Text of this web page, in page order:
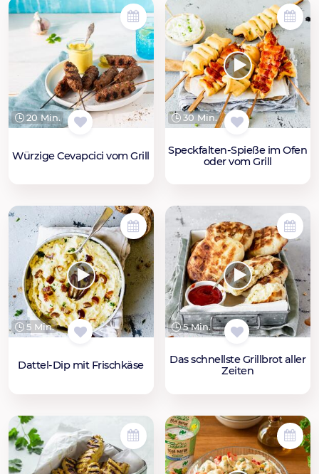
20 Min.
Würzige Cevapcici vom Grill
30 Min.
Speckfalten-Spieße im Ofen
oder vom Grill
5 Min.
Dattel-Dip mit Frischkäse
5 Min.
Das schnellste Grillbrot aller
Zeiten